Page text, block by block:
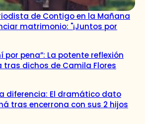
de Contigo en la Mañana
matrimonio: "¡Juntos por
por pena”: La potente reflexión
tras dichos de Camila Flores
diferencia: El dramático dato
tras encerrona con sus 2 hijos